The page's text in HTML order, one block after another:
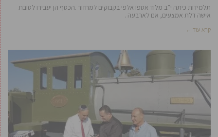
תלמידות כיתה י”ב מלוד אספו אלפי בקבוקים למחזור .הכסף הן יעבירו לטובת
אישה דלת אמצעים, אם לארבעה .
קרא עוד ←